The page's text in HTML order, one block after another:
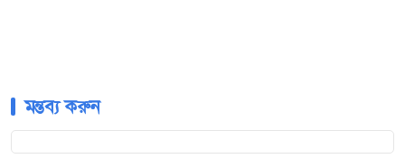
মন্তব্য করুন